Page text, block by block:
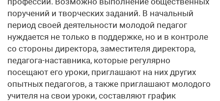
поручений и творческих заданий. В начальный
период своей деятельности молодой педагог
нуждается не только в поддержке, но и в контроле
со стороны директора, заместителя директора,
педагога-наставника, которые регулярно
посещают его уроки, приглашают на них других
опытных педагогов, а также приглашают молодого
учителя на свои уроки, составляют график